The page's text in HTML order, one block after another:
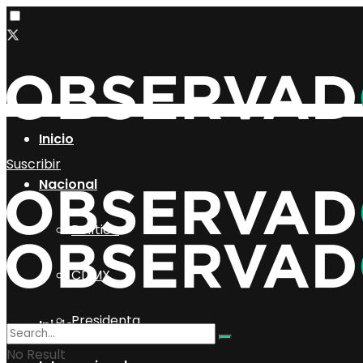
Suscribir
Inicio
Nacional
Política
CDMX
Presidenta
Inicio
No Result